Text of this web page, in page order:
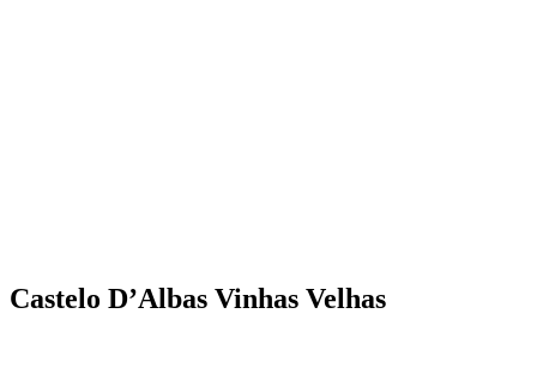
Castelo D’Albas Vinhas Velhas